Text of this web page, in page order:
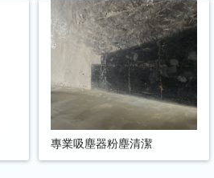
專業吸塵器粉塵清潔